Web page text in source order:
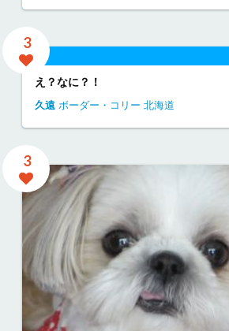
3
え？なに？！
久遠 ボーダー・コリー 北海道
3